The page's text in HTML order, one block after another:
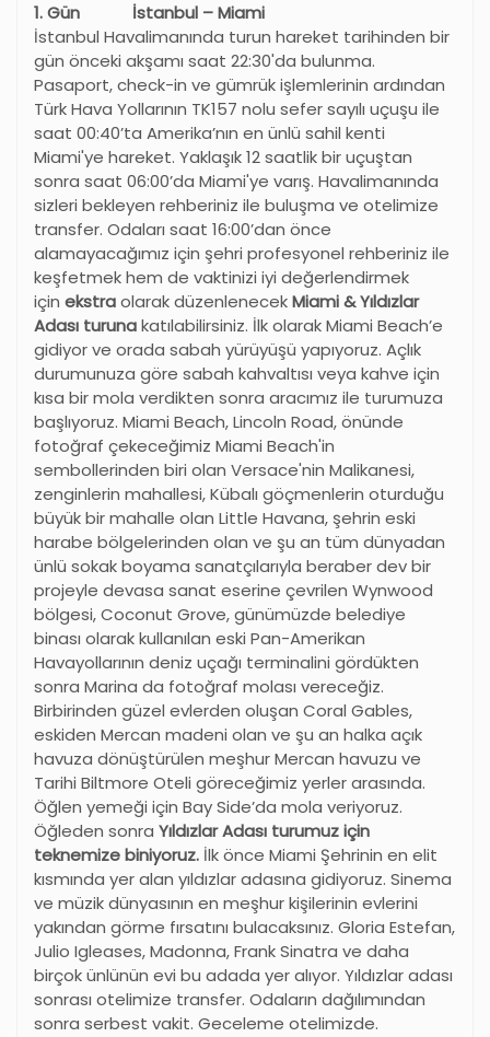
1. Gün İstanbul – Miami
İstanbul Havalimanında turun hareket tarihinden bir
gün önceki akşamı saat 22:30'da bulunma.
Pasaport, check-in ve gümrük işlemlerinin ardından
Türk Hava Yollarının TK157 nolu sefer sayılı uçuşu ile
saat 00:40’ta Amerika’nın en ünlü sahil kenti
Miami'ye hareket. Yaklaşık 12 saatlik bir uçuştan
sonra saat 06:00’da Miami'ye varış. Havalimanında
sizleri bekleyen rehberiniz ile buluşma ve otelimize
transfer. Odaları saat 16:00’dan önce
alamayacağımız için şehri profesyonel rehberiniz ile
keşfetmek hem de vaktinizi iyi değerlendirmek
için ekstraolarak düzenlenecekMiami & Yıldızlar
Adası turunakatılabilirsiniz. İlk olarak Miami Beach’e
gidiyor ve orada sabah yürüyüşü yapıyoruz. Açlık
durumunuza göre sabah kahvaltısı veya kahve için
kısa bir mola verdikten sonra aracımız ile turumuza
başlıyoruz. Miami Beach, Lincoln Road, önünde
fotoğraf çekeceğimiz Miami Beach'in
sembollerinden biri olan Versace'nin Malikanesi,
zenginlerin mahallesi, Kübalı göçmenlerin oturduğu
büyük bir mahalle olan Little Havana, şehrin eski
harabe bölgelerinden olan ve şu an tüm dünyadan
ünlü sokak boyama sanatçılarıyla beraber dev bir
projeyle devasa sanat eserine çevrilen Wynwood
bölgesi, Coconut Grove, günümüzde belediye
binası olarak kullanılan eski Pan-Amerikan
Havayollarının deniz uçağı terminalini gördükten
sonra Marina da fotoğraf molası vereceğiz.
Birbirinden güzel evlerden oluşan Coral Gables,
eskiden Mercan madeni olan ve şu an halka açık
havuza dönüştürülen meşhur Mercan havuzu ve
Tarihi Biltmore Oteli göreceğimiz yerler arasında.
Öğlen yemeği için Bay Side’da mola veriyoruz.
Öğleden sonra Yıldızlar Adası turumuz için
teknemize biniyoruz. İlk önce Miami Şehrinin en elit
kısmında yer alan yıldızlar adasına gidiyoruz. Sinema
ve müzik dünyasının en meşhur kişilerinin evlerini
yakından görme fırsatını bulacaksınız. Gloria Estefan,
Julio Igleases, Madonna, Frank Sinatra ve daha
birçok ünlünün evi bu adada yer alıyor. Yıldızlar adası
sonrası otelimize transfer. Odaların dağılımından
sonra serbest vakit. Geceleme otelimizde.